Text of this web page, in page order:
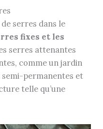
serres dans le
fixes et les
serres attenantes
comme un jardin
semi-permanentes et
telle qu’une